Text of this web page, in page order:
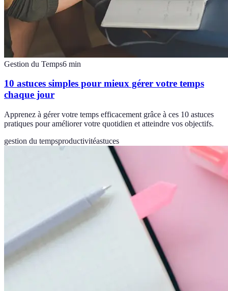
Gestion du Temps6 min
10 astuces simples pour mieux gérer votre temps
chaque jour
Apprenez à gérer votre temps efficacement grâce à ces 10 astuces
pratiques pour améliorer votre quotidien et atteindre vos objectifs.
gestion du tempsproductivitéastuces